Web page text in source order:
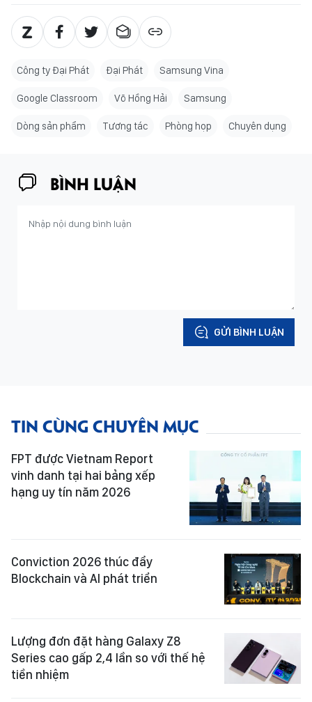
Công ty Đại Phát Đại Phát Samsung Vina
Google Classroom Võ Hồng Hải Samsung
Dòng sản phẩm Tương tác Phòng họp Chuyên dụng
BÌNH LUẬN
GỬI BÌNH LUẬN
TIN CÙNG CHUYÊN MỤC
FPT được Vietnam Report
vinh danh tại hai bảng xếp
hạng uy tín năm 2026
Conviction 2026 thúc đẩy
Blockchain và AI phát triển
Lượng đơn đặt hàng Galaxy Z8
Series cao gấp 2,4 lần so với thế hệ
tiền nhiệm